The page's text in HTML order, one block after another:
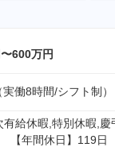
600万円
働8時間/シフト制）
有給休暇,特別休暇,
年間休日】119日